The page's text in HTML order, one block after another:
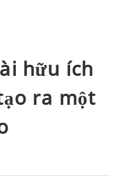
hữu ích
ra một